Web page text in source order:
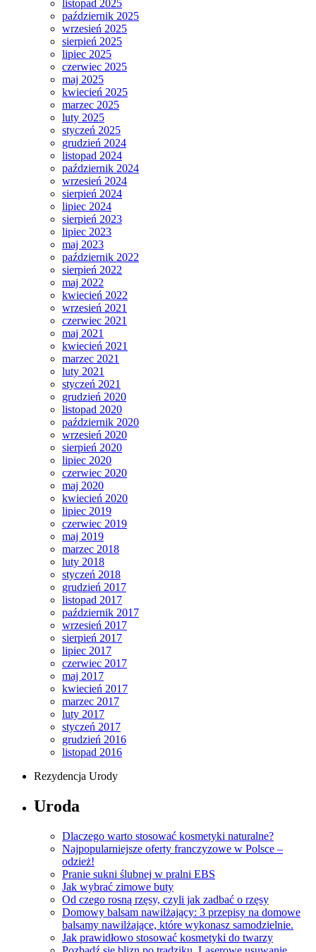
listopad 2025
październik 2025
wrzesień 2025
sierpień 2025
lipiec 2025
czerwiec 2025
maj 2025
kwiecień 2025
marzec 2025
luty 2025
styczeń 2025
grudzień 2024
listopad 2024
październik 2024
wrzesień 2024
sierpień 2024
lipiec 2024
sierpień 2023
lipiec 2023
maj 2023
październik 2022
sierpień 2022
maj 2022
kwiecień 2022
wrzesień 2021
czerwiec 2021
maj 2021
kwiecień 2021
marzec 2021
luty 2021
styczeń 2021
grudzień 2020
listopad 2020
październik 2020
wrzesień 2020
sierpień 2020
lipiec 2020
czerwiec 2020
maj 2020
kwiecień 2020
lipiec 2019
czerwiec 2019
maj 2019
marzec 2018
luty 2018
styczeń 2018
grudzień 2017
listopad 2017
październik 2017
wrzesień 2017
sierpień 2017
lipiec 2017
czerwiec 2017
maj 2017
kwiecień 2017
marzec 2017
luty 2017
styczeń 2017
grudzień 2016
listopad 2016
Rezydencja Urody
Uroda
Dlaczego warto stosować kosmetyki naturalne?
Najpopularniejsze oferty franczyzowe w Polsce –
odzież!
Pranie sukni ślubnej w pralni EBS
Jak wybrać zimowe buty
Od czego rosną rzęsy, czyli jak zadbać o rzęsy
Domowy balsam nawilżający: 3 przepisy na domowe
balsamy nawilżające, które wykonasz samodzielnie.
Jak prawidłowo stosować kosmetyki do twarzy